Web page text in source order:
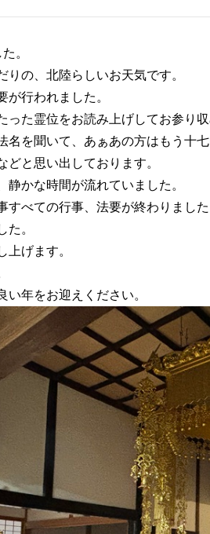
。
りの、北陸らしいお天気です。
が行われました。
った霊位をお読み上げしてお参り収
名を聞いて、あぁあの方はもう十
どと思い出しております。
かな時間が流れていました。
すべての行事、法要が終わりました
た。
上げます。
い年をお迎えください。